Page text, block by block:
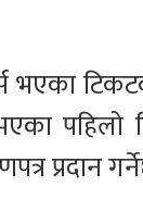
भएका
पहिलो
प्रदान